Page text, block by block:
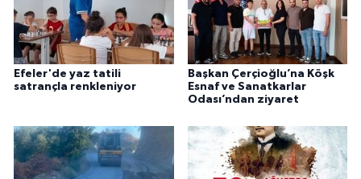
Efeler'de yaz tatili
satrançla renkleniyor
Başkan Çerçioğlu’na Köşk
Esnaf ve Sanatkarlar
Odası’ndan ziyaret